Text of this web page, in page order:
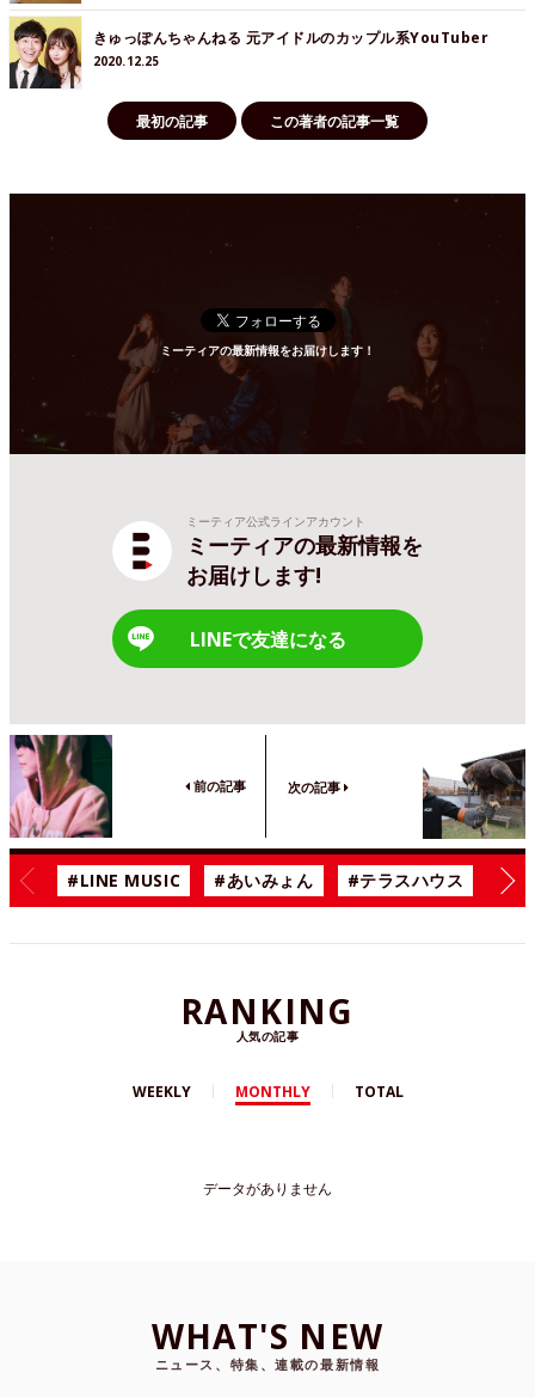
きゅっぽんちゃんねる 元アイドルのカップル系YouTuber
2020.12.25
最初の記事 この著者の記事一覧
ミーティアの最新情報をお届けします！
ミーティア公式ラインアカウント
ミーティアの最新情報を
お届けします!
LINEで友達になる
前の記事 次の記事
#LINE MUSIC #あいみょん #テラスハウス #漫
RANKING
人気の記事
WEEKLY MONTHLY TOTAL
データがありません
WHAT'S NEW
ニュース、特集、連載の最新情報